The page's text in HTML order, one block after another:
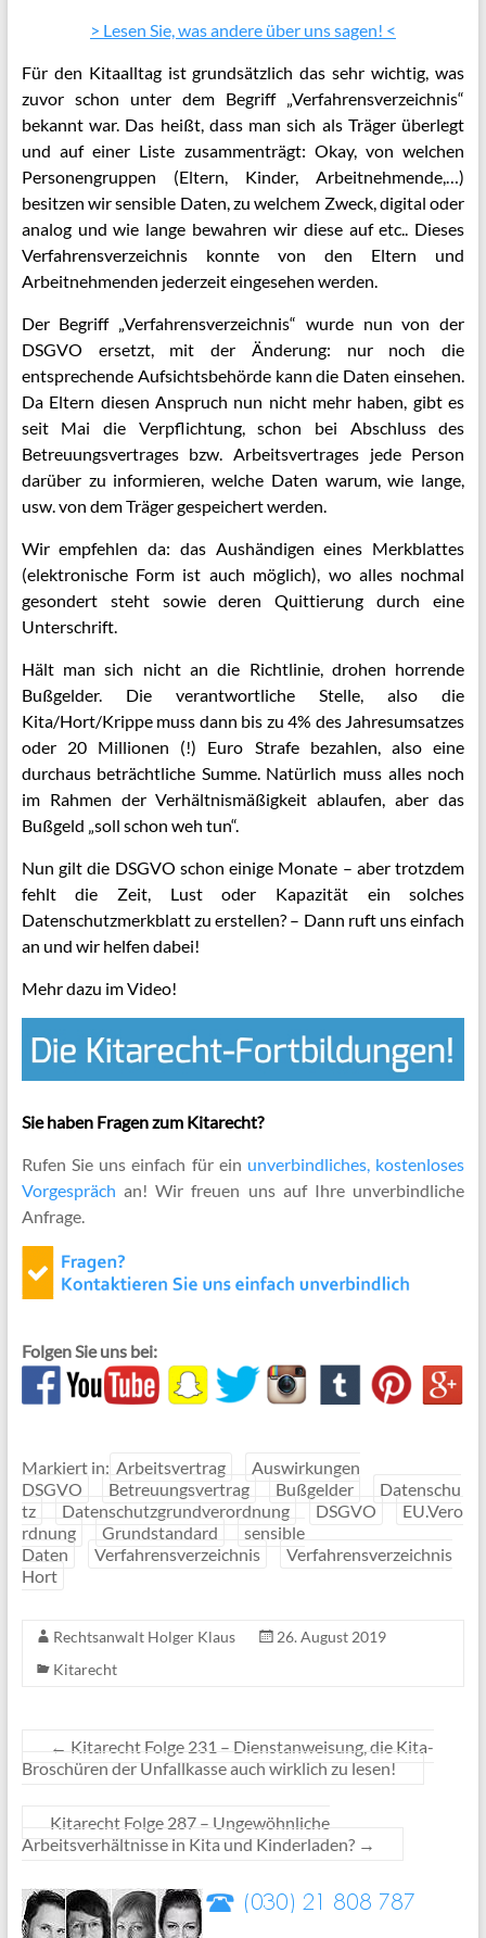
> Lesen Sie, was andere über uns sagen! <
Für den Kitaalltag ist grundsätzlich das sehr wichtig, was
zuvor schon unter dem Begriff „Verfahrensverzeichnis“
bekannt war. Das heißt, dass man sich als Träger überlegt
und auf einer Liste zusammenträgt: Okay, von welchen
Personengruppen (Eltern, Kinder, Arbeitnehmende,…)
besitzen wir sensible Daten, zu welchem Zweck, digital oder
analog und wie lange bewahren wir diese auf etc.. Dieses
Verfahrensverzeichnis konnte von den Eltern und
Arbeitnehmenden jederzeit eingesehen werden.
Der Begriff „Verfahrensverzeichnis“ wurde nun von der
DSGVO ersetzt, mit der Änderung: nur noch die
entsprechende Aufsichtsbehörde kann die Daten einsehen.
Da Eltern diesen Anspruch nun nicht mehr haben, gibt es
seit Mai die Verpflichtung, schon bei Abschluss des
Betreuungsvertrages bzw. Arbeitsvertrages jede Person
darüber zu informieren, welche Daten warum, wie lange,
usw. von dem Träger gespeichert werden.
Wir empfehlen da: das Aushändigen eines Merkblattes
(elektronische Form ist auch möglich), wo alles nochmal
gesondert steht sowie deren Quittierung durch eine
Unterschrift.
Hält man sich nicht an die Richtlinie, drohen horrende
Bußgelder. Die verantwortliche Stelle, also die
Kita/Hort/Krippe muss dann bis zu 4% des Jahresumsatzes
oder 20 Millionen (!) Euro Strafe bezahlen, also eine
durchaus beträchtliche Summe. Natürlich muss alles noch
im Rahmen der Verhältnismäßigkeit ablaufen, aber das
Bußgeld „soll schon weh tun“.
Nun gilt die DSGVO schon einige Monate – aber trotzdem
fehlt die Zeit, Lust oder Kapazität ein solches
Datenschutzmerkblatt zu erstellen? – Dann ruft uns einfach
an und wir helfen dabei!
Mehr dazu im Video!
Sie haben Fragen zum Kitarecht?
Rufen Sie uns einfach für ein unverbindliches, kostenloses
Vorgespräch an! Wir freuen uns auf Ihre unverbindliche
Anfrage.
Folgen Sie uns bei:
Markiert in: Arbeitsvertrag
Auswirkungen
DSGVO
Betreuungsvertrag Bußgelder
Datenschu
tz
Datenschutzgrundverordnung DSGVO
EU.Vero
rdnung
Grundstandard
sensible
Daten
Verfahrensverzeichnis
Verfahrensverzeichnis
Hort
Rechtsanwalt Holger Klaus
26. August 2019
Kitarecht
← Kitarecht Folge 231 – Dienstanweisung, die Kita-
Broschüren der Unfallkasse auch wirklich zu lesen!
Kitarecht Folge 287 – Ungewöhnliche
Arbeitsverhältnisse in Kita und Kinderladen? →